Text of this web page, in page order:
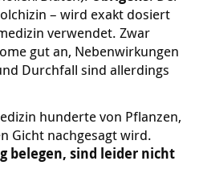
– wird exakt dosiert
verwendet. Zwar
gut an, Nebenwirkungen
Durchfall sind allerdings
hunderte von Pflanzen,
Gicht nachgesagt wird.
belegen, sind leider nicht